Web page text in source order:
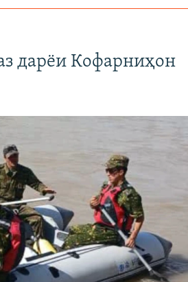
дарёи Кофарниҳон